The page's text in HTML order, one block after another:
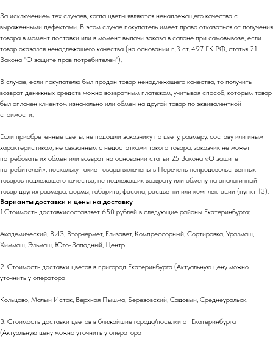
За исключением тех случаев, когда цветы являются ненадлежащего качества с
выраженными дефектами. В этом случае покупатель имеет право отказаться от получения
товара в момент доставки или в момент выдачи заказа в салоне при самовывозе, если
товар оказался ненадлежащего качества (на основании п.3 ст. 497 ГК РФ, статья 21
Закона "О защите прав потребителей").
В случае, если покупателю был продан товар ненадлежащего качества, то получить
возврат денежных средств можно возвратным платежом, учитывая способ, которым товар
был оплачен клиентом изначально или обмен на другой товар по эквивалентной
стоимости.
Если приобретенные цветы, не подошли заказчику по цвету, размеру, составу или иным
характеристикам, не связанным с недостатками такого товара, заказчик не может
потребовать их обмен или возврат на основании статьи 25 Закона «О защите
потребителей», поскольку такие товары включены в Перечень непродовольственных
товаров надлежащего качества, не подлежащих возврату или обмену на аналогичный
товар других размера, формы, габарита, фасона, расцветки или комплектации (пункт 13).
Варианты доставки и цены на доставку
1.Стоимость доставкисоставляет 650 рублей в следующие районы Екатеринбурга:
Академический, ВИЗ, Вторчермет, Елизавет, Компрессорный, Сортировка, Уралмаш,
Химмаш, Эльмаш, Юго-Западный, Центр.
2. Стоимость доставки цветов в пригород Екатеринбурга (Актуальную цену можно
уточнить у оператора
Кольцово, Малый Исток, Верхная Пышма, Березовский, Садовый, Среднеуральск.
3. Стоимость доставки цветов в ближайшие города/поселки от Екатеринбурга
(Актуальную цену можно уточнить у оператора